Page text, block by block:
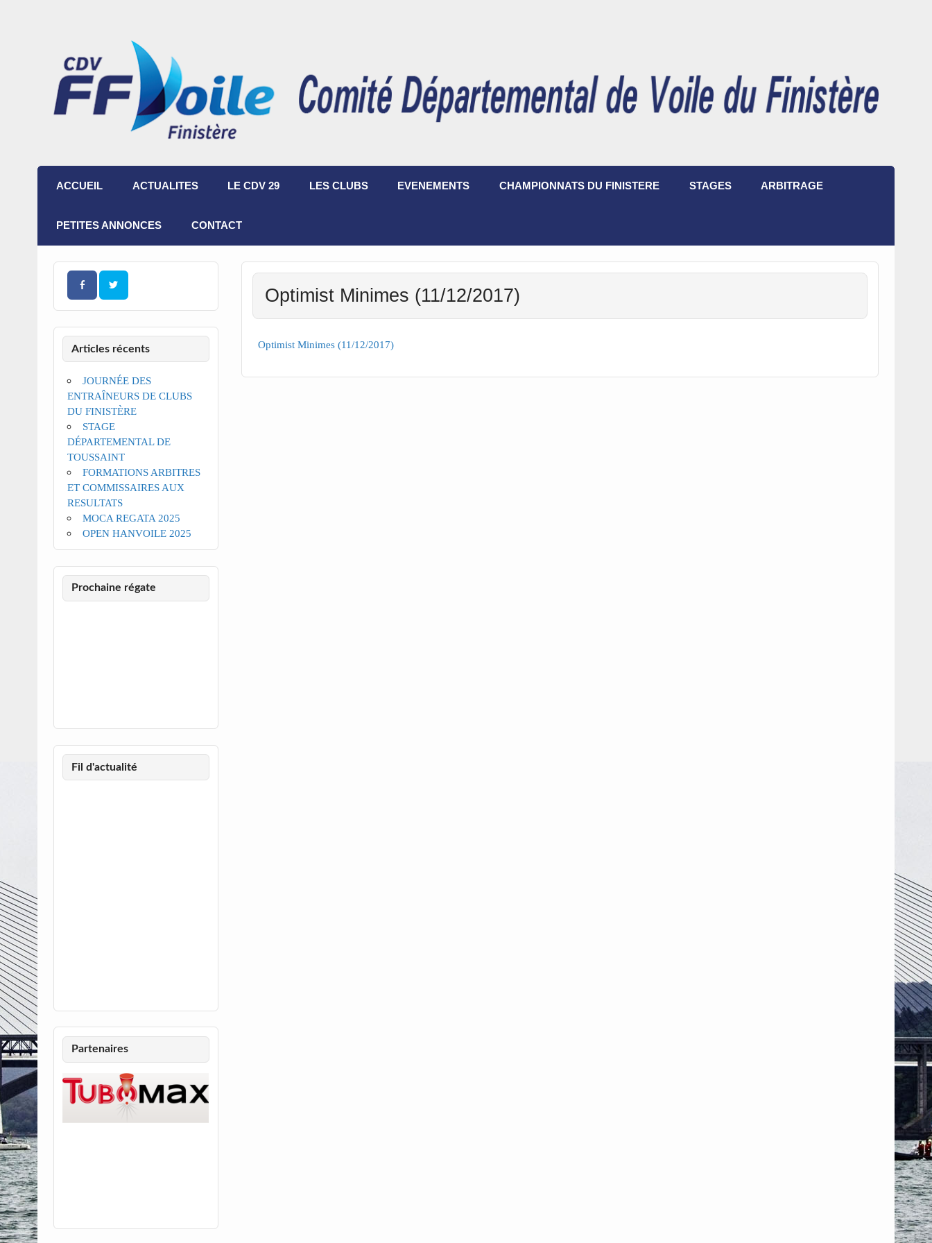
ACCUEIL ACTUALITES LE CDV 29 LES CLUBS EVENEMENTS CHAMPIONNATS DU FINISTERE STAGES ARBITRAGE
PETITES ANNONCES CONTACT
Optimist Minimes (11/12/2017)
Optimist Minimes (11/12/2017)
Articles récents
JOURNÉE DES
ENTRAÎNEURS DE CLUBS
DU FINISTÈRE
STAGE
DÉPARTEMENTAL DE
TOUSSAINT
FORMATIONS ARBITRES
ET COMMISSAIRES AUX
RESULTATS
MOCA REGATA 2025
OPEN HANVOILE 2025
Prochaine régate
Fil d'actualité
Partenaires